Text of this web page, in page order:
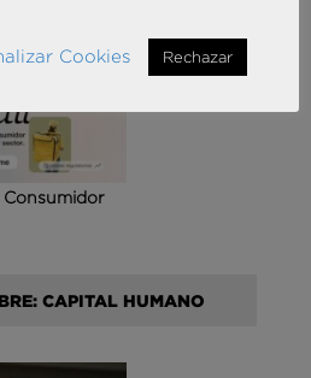
Consumidor
CAPITAL HUMANO
Cookies Rechazar